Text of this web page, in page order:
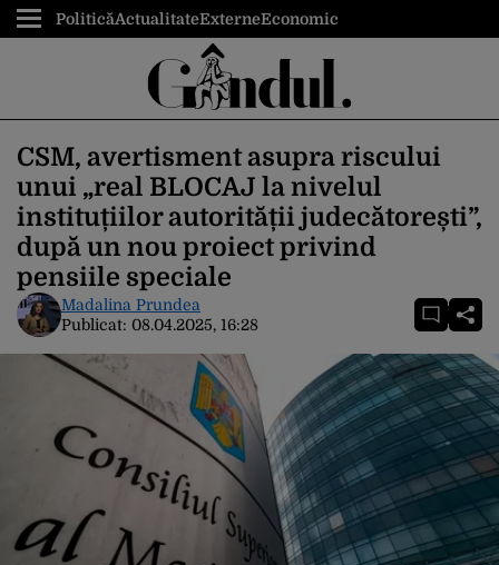
PoliticăActualitateExterneEconomic
CSM, avertisment asupra riscului
unui „real BLOCAJ la nivelul
instituțiilor autorității judecătorești”,
după un nou proiect privind
pensiile speciale
Madalina Prundea
Publicat: 08.04.2025, 16:28